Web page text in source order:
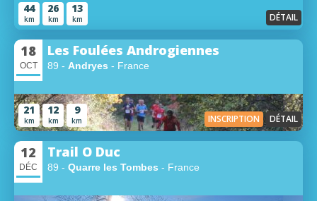
44
km
26
km
13
km DÉTAIL
18
OCT
Les Foulées Androgiennes
89 - Andryes - France
21
km
12
km
9
km INSCRIPTION DÉTAIL
12
DÉC
Trail O Duc
89 - Quarre les Tombes - France